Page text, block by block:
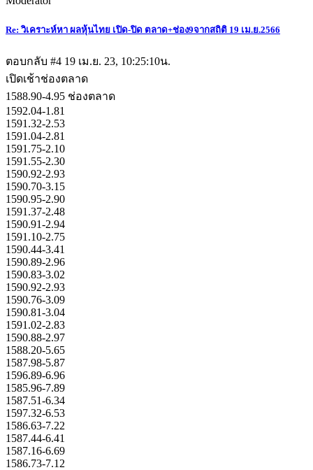
Re: วิเคราะห์หา ผลหุ้นไทย เปิด-ปิด ตลาด+ช่อง9จากสถิติ 19 เม.ย.2566
ตอบกลับ #4 19 เม.ย. 23, 10:25:10น.
เปิดเช้าช่องตลาด
1588.90-4.95 ช่องตลาด
1592.04-1.81
1591.32-2.53
1591.04-2.81
1591.75-2.10
1591.55-2.30
1590.92-2.93
1590.70-3.15
1590.95-2.90
1591.37-2.48
1590.91-2.94
1591.10-2.75
1590.44-3.41
1590.89-2.96
1590.83-3.02
1590.92-2.93
1590.76-3.09
1590.81-3.04
1591.02-2.83
1590.88-2.97
1588.20-5.65
1587.98-5.87
1596.89-6.96
1585.96-7.89
1587.51-6.34
1597.32-6.53
1586.63-7.22
1587.44-6.41
1587.16-6.69
1586.73-7.12